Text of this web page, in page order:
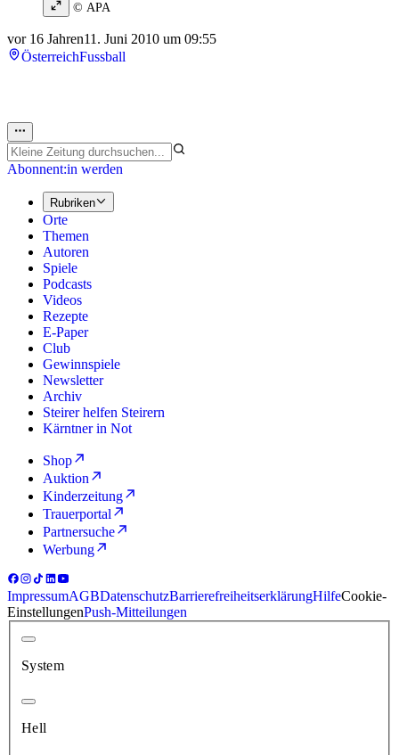
© APA
vor 16 Jahren11. Juni 2010 um 09:55
ÖsterreichFussball
Abonnent:in werden
Rubriken
Orte
Themen
Autoren
Spiele
Podcasts
Videos
Rezepte
E-Paper
Club
Gewinnspiele
Newsletter
Archiv
Steirer helfen Steirern
Kärntner in Not
Shop
Auktion
Kinderzeitung
Trauerportal
Partnersuche
Werbung
ImpressumAGBDatenschutzBarrierefreiheitserklärungHilfeCookie-
EinstellungenPush-Mitteilungen
System
Hell